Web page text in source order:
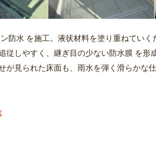
防水 を施工。液状材料を塗り重ねていく
従しやすく、継ぎ目の少ない防水膜 を形
が見られた床面も、雨水を弾く滑らかな